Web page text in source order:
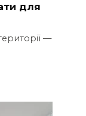
для
—